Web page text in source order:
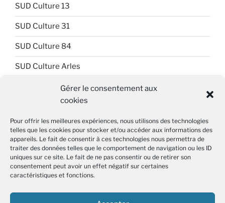
Gérer le consentement aux
cookies
Pour offrir les meilleures expériences, nous utilisons des technologies
telles que les cookies pour stocker et/ou accéder aux informations des
appareils. Le fait de consentir à ces technologies nous permettra de
traiter des données telles que le comportement de navigation ou les ID
uniques sur ce site. Le fait de ne pas consentir ou de retirer son
consentement peut avoir un effet négatif sur certaines
caractéristiques et fonctions.
SUD Culture 13
SUD Culture 31
SUD Culture 84
SUD Culture Arles
SUD Culture Art Architecture
SUD Culture Beaubourg
SUD Culture Bibliothèque nationale de France (BnF)
SUD Culture Métiers du livre
SUD Culture MICAM IDF